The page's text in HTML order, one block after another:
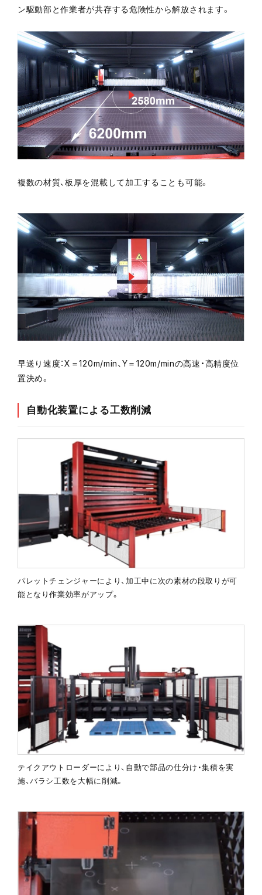
実機見学申し込み
ン駆動部と作業者が共存する危険性から解放されます。
複数の材質、板厚を混載して加工することも可能。
早送り速度：X＝120m/min、Y＝120m/minの高速・高精度位
置決め。
自動化装置による工数削減
パレットチェンジャーにより、加工中に次の素材の段取りが可
能となり作業効率がアップ。
テイクアウトローダーにより、自動で部品の仕分け・集積を実
施、バラシ工数を大幅に削減。